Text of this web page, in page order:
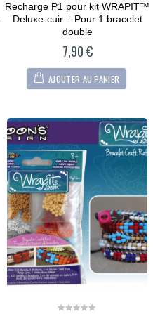
0
out
of
Recharge P1 pour kit WRAPIT™
Deluxe-cuir – Pour 1 bracelet
double
7,90€
AJOUTER AU PANIER